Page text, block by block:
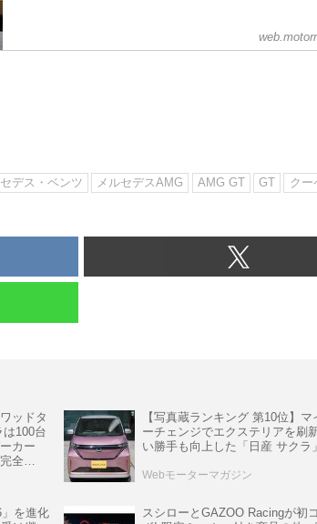
デス・ベンツ メルセデスAMG AMG GT GT
クー
ッドタ
100台
カー
全
【写真蔵ランキング 第10位】マ
ーチェンジでエクステリアを刷
い勝手も向上した「日産 サクラ」
Webモーターマガジン
を進化
スシローとGAZOO Racingが初